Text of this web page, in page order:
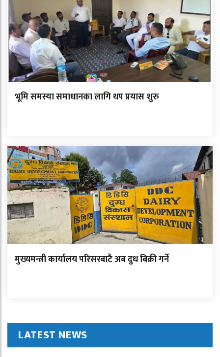
भूमि समस्या समाधानका लागि थप प्रयास शुरु
मुख्यमन्त्री कार्यालय परिसरबाटै अब दुध बिक्री गर्ने
LATEST NEWS